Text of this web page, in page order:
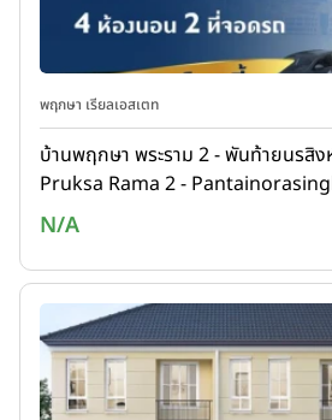
พฤกษา เรียลเอสเตท
บ้านพฤกษา พระราม 2 - พันท้ายนรสิง
Pruksa Rama 2 -
N/A